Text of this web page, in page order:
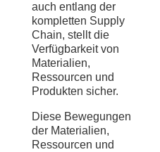
auch entlang der
kompletten Supply
Chain, stellt die
Verfügbarkeit von
Materialien,
Ressourcen und
Produkten sicher.
Diese Bewegungen
der Materialien,
Ressourcen und